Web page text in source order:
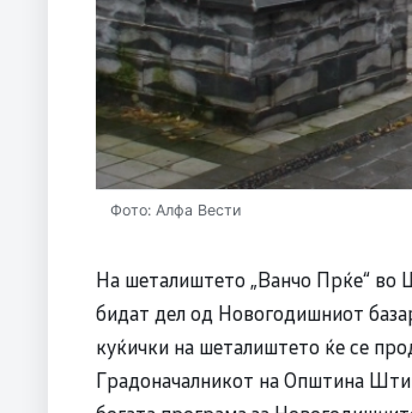
Фото: Алфа Вести
На шеталиштето „Ванчо Прќе“ во
бидат дел од Новогодишниот
куќички на шеталиштето ќе се
Градоначалникот на Општина